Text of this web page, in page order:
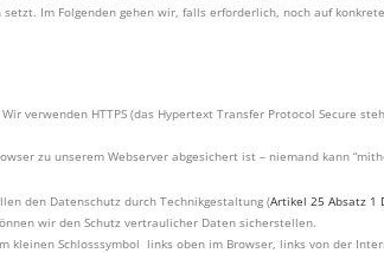
Im Folgenden gehen wir, falls erforderlich, noch auf
verwenden HTTPS (das Hypertext Transfer Protocol Secure
zu unserem Webserver abgesichert ist – niemand kann
den Datenschutz durch Technikgestaltung (Artikel 25 Absatz 1
wir den Schutz vertraulicher Daten sicherstellen.
kleinen Schlosssymbol links oben im Browser, links von der